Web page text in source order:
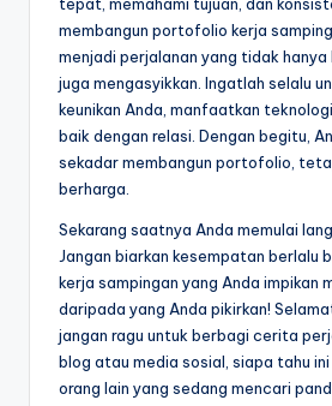
membangun portofolio kerja
menjadi perjalanan yang tidak
juga mengasyikkan. Ingatlah selalu
keunikan Anda, manfaatkan
baik dengan relasi. Dengan begitu,
sekadar membangun portofolio,
berharga.
Sekarang saatnya Anda memulai
Jangan biarkan kesempatan berlalu
kerja sampingan yang Anda impikan
daripada yang Anda pikirkan!
jangan ragu untuk berbagi cerita
blog atau media sosial, siapa tahu
orang lain yang sedang mencari